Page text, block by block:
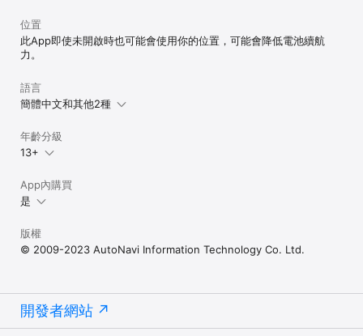
位置
此App即使未開啟時也可能會使用你的位置，可能會降低電池續航
力。
語言
簡體中文和其他2種
年齡分級
13+
App內購買
是
版權
© 2009-2023 AutoNavi Information Technology Co. Ltd.
開發者網站